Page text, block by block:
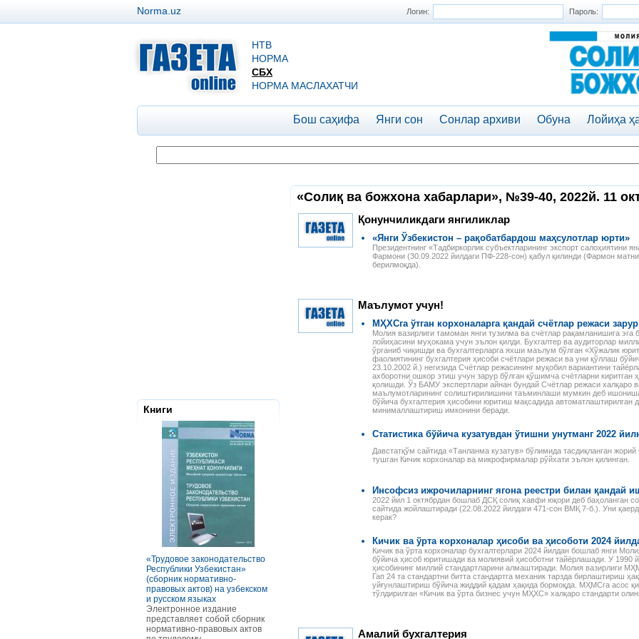
Логин: Пароль:
Norma.uz
НТВ
НОРМА
СБХ
НОРМА МАСЛАХАТЧИ
Бош саҳифа Янги сон Сонлар архиви Обуна Лойиҳа
Книги
«Трудовое законодательство
Республики Узбекистан»
(сборник нормативно-
правовых актов) на узбекском
и русском языках
Электронное издание
представляет собой сборник
нормативно-правовых актов
РАСЧЕТЫ С ПЕРСОНАЛОМ II
В книге рассмотрены вопросы
В частности, раскрыты
Республики Узбекистан
Сборник нормативно-
правовых актов
Данное электронное издание
по сути представляет собой
сборник нормативно-
правовых актов по налоговому
постановления,
Издательство «Norma»
предлагает новую
электронную книгу для
бухгалтеров. В пособии
специалисты подробно, по
строкам баланса,
порядок учета финансово-
«Солиқ ва божхона хабарлари», №39-40, 2022й. 11
Қонунчиликдаги янгиликлар
«Янги Ўзбекистон – рақобатбардош маҳсулотлар юрти»
Президентнинг «Тадбиркорлик субъектларининг экспорт салоҳиятини
Фармони (30.09.2022 йилдаги ПФ-228-сон) қабул қилинди (Фармон
берилмоқда).
Маълумот учун!
МҲХСга ўтган корхоналарга қандай счётлар режаси зарур
Молия вазирлиги тамоман янги тузилма ва счётлар рақамланишига
лойиҳасини муҳокама учун эълон қилди. Бухгалтер ва аудиторлар
ўрганиб чиқишди ва бухгалтерларга яхши маълум бўлган «Хўжалик
фаолиятининг бухгалтерия ҳисоби счётлари режаси ва уни қўллаш
23.10.2002 й.) негизида Счётлар режасининг муқобил вариантини
ахборотни ошкор этиш учун зарур бўлган қўшимча счётларни киритган
қолишди. Ўз БАМУ экспертлари айнан бундай Счётлар режаси халқаро
маълумотларининг солиштирилишини таъминлаши мумкин деб
бўйича бухгалтерия ҳисобини юритиш мақсадида автоматлаштирилган
минималлаштириш имконини беради.
Статистика бўйича кузатувдан ўтишни унутманг 2022
Давстатқўм сайтида «Танланма кузатув» бўлимида тасдиқланган жорий
тушган Кичик корхоналар ва микрофирмалар рўйхати эълон қилинган.
Инсофсиз ижрочиларнинг ягона реестри билан қандай
2022 йил 1 октябрдан бошлаб ДСҚ солиқ хавфи юқори деб баҳоланган
сайтида жойлаштиради (22.08.2022 йилдаги 471-сон ВМҚ 7-б.). Уни
керак?
Кичик ва ўрта корхоналар ҳисоби ва ҳисоботи 2024
Кичик ва ўрта корхоналар бухгалтерлари 2024 йилдан бошлаб янги
бўйича ҳисоб юритишади ва молиявий ҳисоботни тайёрлашади. У 1990
ҳисобининг миллий стандартларини алмаштиради. Молия вазирлиги
Гап 24 та стандартни битта стандартга механик тарзда бирлаштириш
уйғунлаштириш бўйича жиддий қадам ҳақида бормоқда. МҲМСга асос
тўлдирилган «Кичик ва ўрта бизнес учун МҲХС» халқаро стандарти
Амалий бухгалтерия